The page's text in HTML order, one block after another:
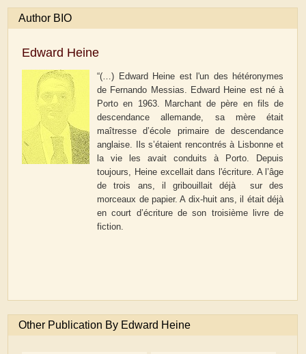
Author BIO
Edward Heine
“(…) Edward Heine est l'un des hétéronymes
de Fernando Messias. Edward Heine est né à
Porto en 1963. Marchant de père en fils de
descendance allemande, sa mère était
maîtresse d’école primaire de descendance
anglaise. Ils s’étaient rencontrés à Lisbonne et
la vie les avait conduits à Porto. Depuis
toujours, Heine excellait dans l'écriture. A l’âge
de trois ans, il gribouillait déjà sur des
morceaux de papier. A dix-huit ans, il était déjà
en court d’écriture de son troisième livre de
fiction.
Other Publication By Edward Heine